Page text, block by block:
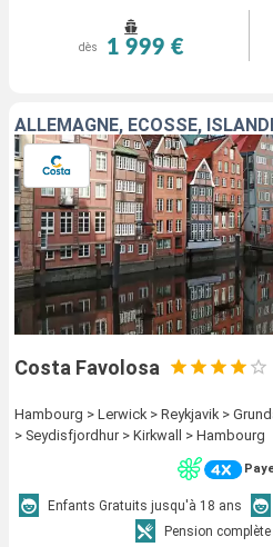
dès 1 999 €
ALLEMAGNE, ECOSSE,
Costa Favolosa
Hambourg > Lerwick > Reykjavik >
> Seydisfjordhur > Kirkwall > Hambourg
Enfants Gratuits jusqu'à 18 ans
Pension complète